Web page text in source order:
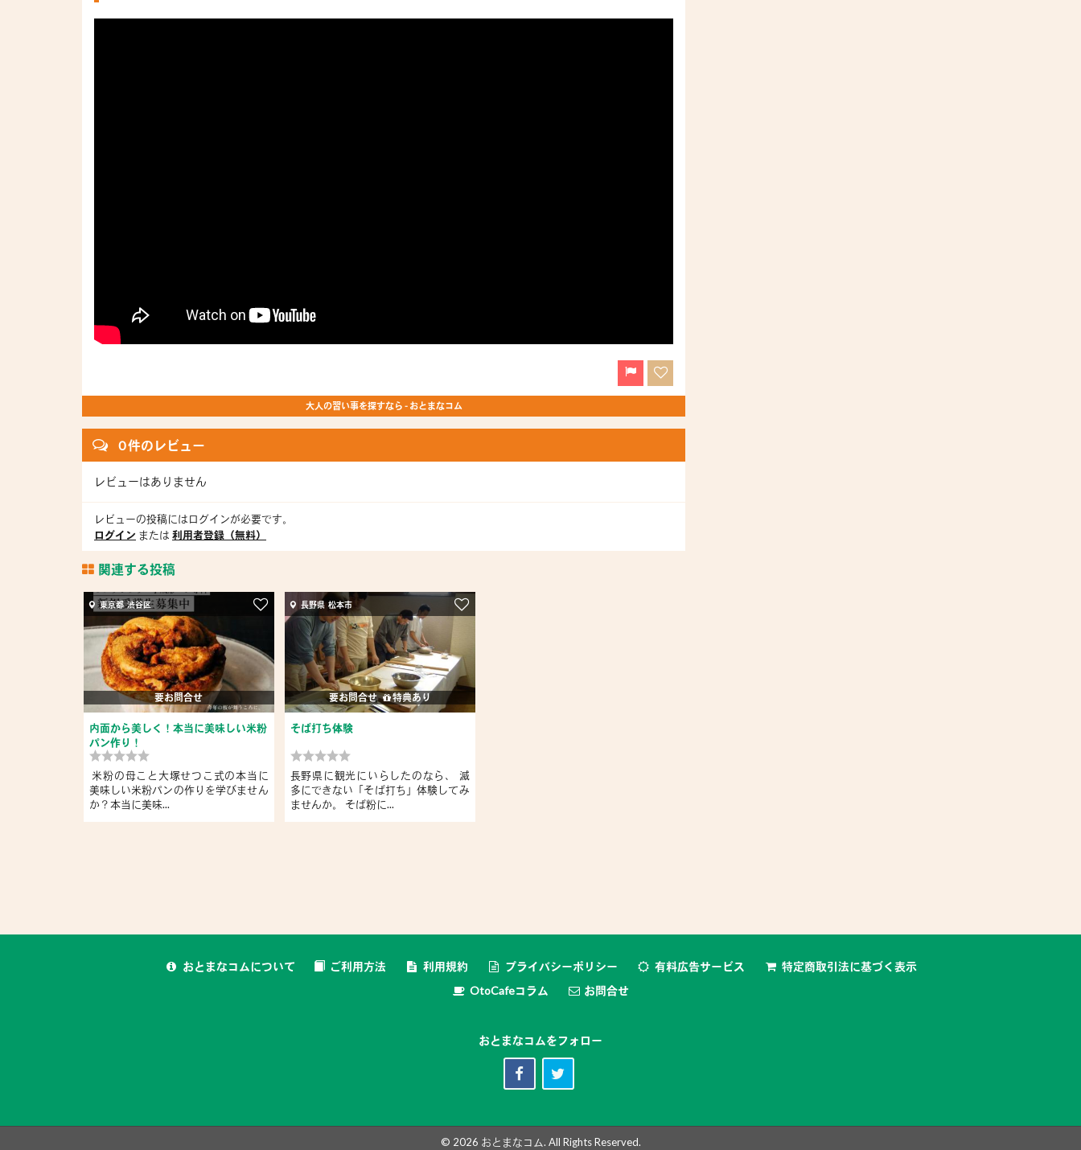
大人の習い事を探すなら - おとまなコム
0 件のレビュー
レビューはありません
レビューの投稿にはログインが必要です。
ログイン または 利用者登録（無料）
関連する投稿
東京都 渋谷区
要お問合せ
内面から美しく！本当に美味しい米粉
パン作り！
米粉の母こと大塚せつこ式の本当に
美味しい米粉パンの作りを学びません
か？本当に美味...
長野県 松本市
要お問合せ 特典あり
そば打ち体験
長野県に観光にいらしたのなら、 滅
多にできない「そば打ち」体験してみ
ませんか。 そば粉に...
おとまなコムについて ご利用方法 利用規約 プライバシーポリシー 有料広告サービス
特定商取引法に基づく表示
OtoCafeコラム
お問合せ
おとまなコムをフォロー
© 2026 おとまなコム. All Rights Reserved.